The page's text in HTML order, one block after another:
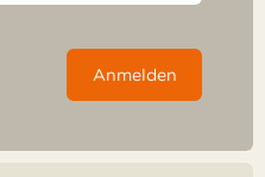
Anmelden